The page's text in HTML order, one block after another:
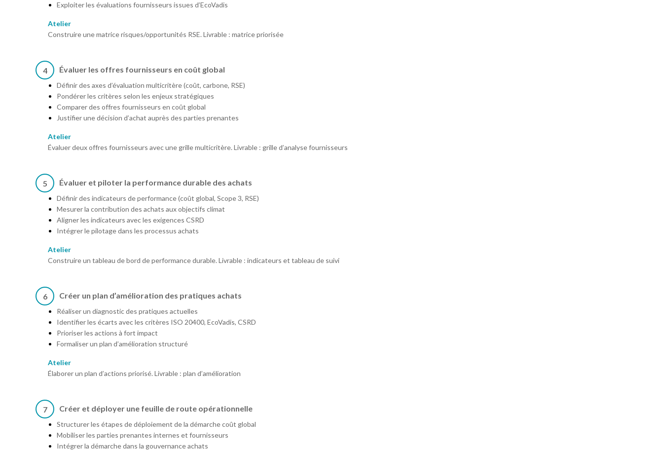
Exploiter les évaluations fournisseurs issues d’EcoVadis
Atelier
Construire une matrice risques/opportunités RSE. Livrable : matrice priorisée
4 Évaluer les offres fournisseurs en coût global
Définir des axes d’évaluation multicritère (coût, carbone, RSE)
Pondérer les critères selon les enjeux stratégiques
Comparer des offres fournisseurs en coût global
Justifier une décision d’achat auprès des parties prenantes
Atelier
Évaluer deux offres fournisseurs avec une grille multicritère. Livrable : grille d’analyse fournisseurs
5 Évaluer et piloter la performance durable des achats
Définir des indicateurs de performance (coût global, Scope 3, RSE)
Mesurer la contribution des achats aux objectifs climat
Aligner les indicateurs avec les exigences CSRD
Intégrer le pilotage dans les processus achats
Atelier
Construire un tableau de bord de performance durable. Livrable : indicateurs et tableau de suivi
6 Créer un plan d’amélioration des pratiques achats
Réaliser un diagnostic des pratiques actuelles
Identifier les écarts avec les critères ISO 20400, EcoVadis, CSRD
Prioriser les actions à fort impact
Formaliser un plan d’amélioration structuré
Atelier
Élaborer un plan d’actions priorisé. Livrable : plan d’amélioration
7 Créer et déployer une feuille de route opérationnelle
Structurer les étapes de déploiement de la démarche coût global
Mobiliser les parties prenantes internes et fournisseurs
Intégrer la démarche dans la gouvernance achats